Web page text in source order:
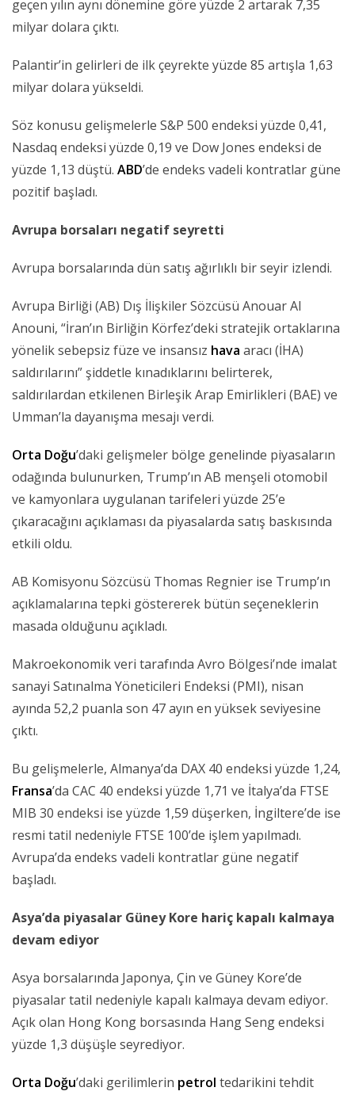
geçen yılın aynı dönemine göre yüzde 2 artarak 7,35
milyar dolara çıktı.
Palantir’in gelirleri de ilk çeyrekte yüzde 85 artışla 1,63
milyar dolara yükseldi.
Söz konusu gelişmelerle S&P 500 endeksi yüzde 0,41,
Nasdaq endeksi yüzde 0,19 ve Dow Jones endeksi de
yüzde 1,13 düştü. ABD’de endeks vadeli kontratlar güne
pozitif başladı.
Avrupa borsaları negatif seyretti
Avrupa borsalarında dün satış ağırlıklı bir seyir izlendi.
Avrupa Birliği (AB) Dış İlişkiler Sözcüsü Anouar Al
Anouni, “İran’ın Birliğin Körfez’deki stratejik ortaklarına
yönelik sebepsiz füze ve insansız hava aracı (İHA)
saldırılarını” şiddetle kınadıklarını belirterek,
saldırılardan etkilenen Birleşik Arap Emirlikleri (BAE) ve
Umman’la dayanışma mesajı verdi.
Orta Doğu’daki gelişmeler bölge genelinde piyasaların
odağında bulunurken, Trump’ın AB menşeli otomobil
ve kamyonlara uygulanan tarifeleri yüzde 25’e
çıkaracağını açıklaması da piyasalarda satış baskısında
etkili oldu.
AB Komisyonu Sözcüsü Thomas Regnier ise Trump’ın
açıklamalarına tepki göstererek bütün seçeneklerin
masada olduğunu açıkladı.
Makroekonomik veri tarafında Avro Bölgesi’nde imalat
sanayi Satınalma Yöneticileri Endeksi (PMI), nisan
ayında 52,2 puanla son 47 ayın en yüksek seviyesine
çıktı.
Bu gelişmelerle, Almanya’da DAX 40 endeksi yüzde 1,24,
Fransa’da CAC 40 endeksi yüzde 1,71 ve İtalya’da FTSE
MIB 30 endeksi ise yüzde 1,59 düşerken, İngiltere’de ise
resmi tatil nedeniyle FTSE 100’de işlem yapılmadı.
Avrupa’da endeks vadeli kontratlar güne negatif
başladı.
Asya’da piyasalar Güney Kore hariç kapalı kalmaya
devam ediyor
Asya borsalarında Japonya, Çin ve Güney Kore’de
piyasalar tatil nedeniyle kapalı kalmaya devam ediyor.
Açık olan Hong Kong borsasında Hang Seng endeksi
yüzde 1,3 düşüşle seyrediyor.
Orta Doğu’daki gerilimlerin petrol tedarikini tehdit